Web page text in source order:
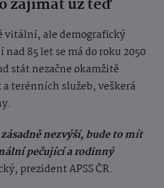
zajímat už teď
vitální, ale demografický
85 let se má do roku 2050
stát nezačne okamžitě
terénních služeb, veškerá
nezvýší, bude to mít
pečující a rodinný
prezident APSS ČR.